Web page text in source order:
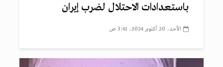
باستعدادات الاحتلال لضرب إيران
الأحد، 20 أكتوبر 2024، 3:41 ص